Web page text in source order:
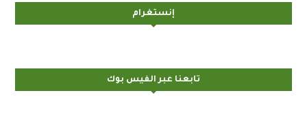
إنستغرام
تابعنا عبر الفيس بوك